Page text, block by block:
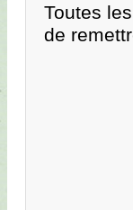
Toutes
de